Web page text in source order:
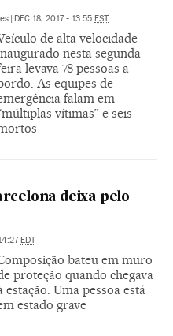
| DEC 18, 2017 - 13:55 EST
de alta velocidade
nesta segunda-
levava 78 pessoas a
As equipes de
falam em
vítimas” e seis
deixa pelo
EDT
bateu em muro
proteção quando chegava
estação. Uma pessoa está
estado grave